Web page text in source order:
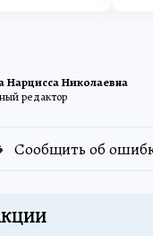
Нарцисса Николаевна
редактор
Сообщить об